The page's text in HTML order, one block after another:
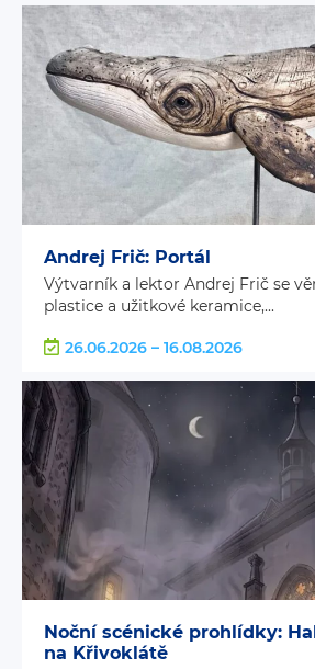
Andrej Frič: Portál
Výtvarník a lektor Andrej Frič se
plastice a užitkové keramice,...
26.06.2026 – 16.08.2026
Noční scénické prohlídky:
na Křivoklátě